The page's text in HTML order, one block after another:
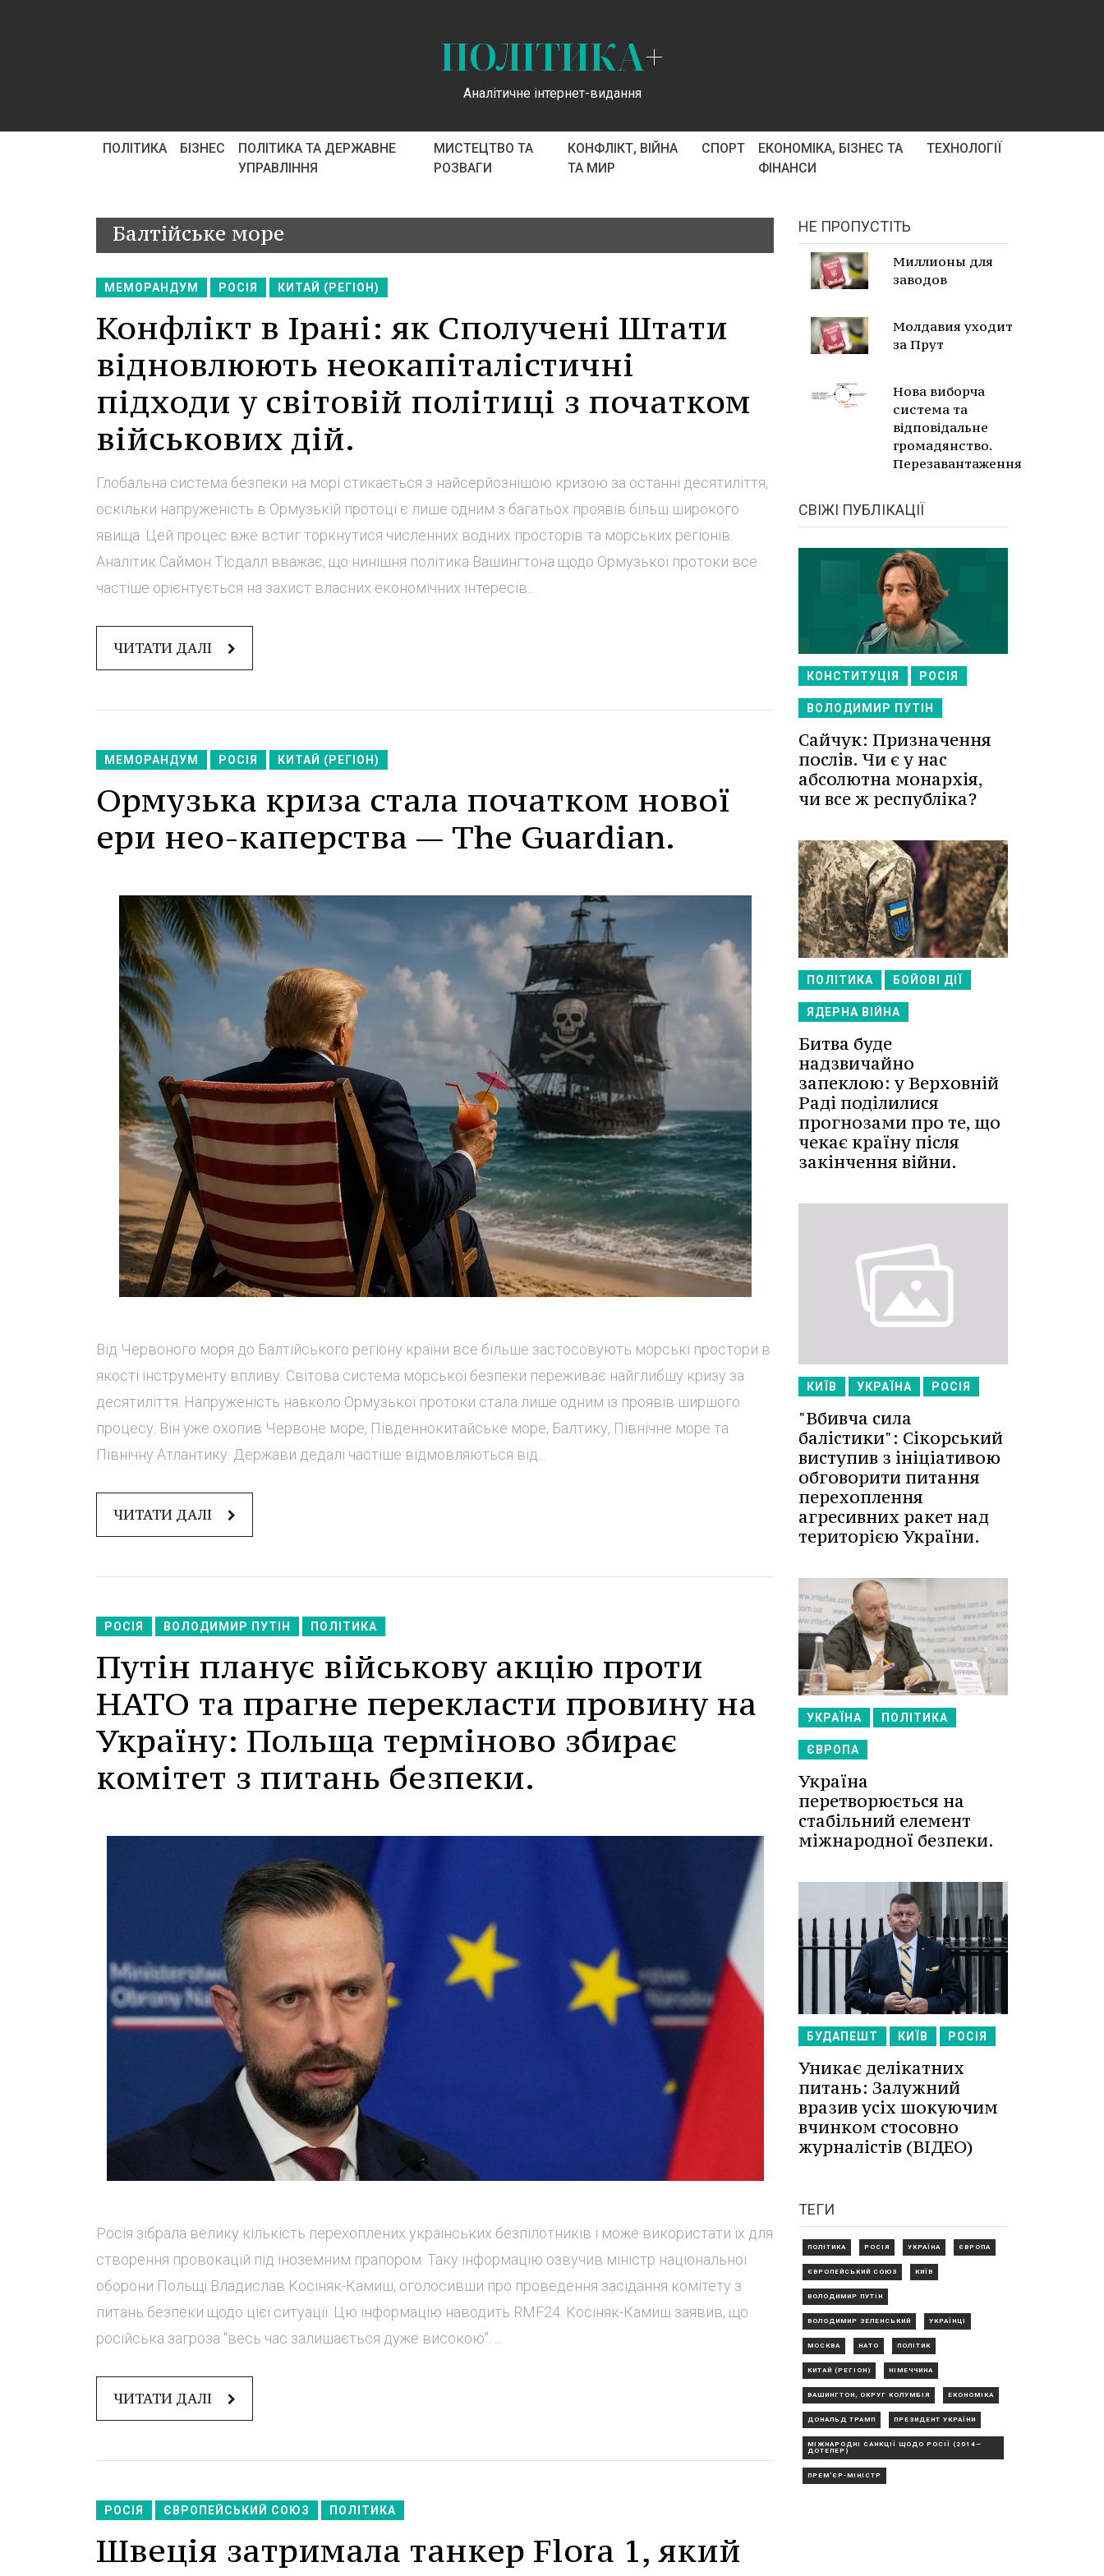
ПОЛІТИКА+
Аналітичне інтернет-видання
ПОЛІТИКА БІЗНЕС
ПОЛІТИКА ТА ДЕРЖАВНЕ
УПРАВЛІННЯ
МИСТЕЦТВО ТА
РОЗВАГИ
КОНФЛІКТ, ВІЙНА
ТА МИР
СПОРТ
ЕКОНОМІКА, БІЗНЕС ТА
ФІНАНСИ
ТЕХНОЛОГІЇ
Балтійське море
МЕМОРАНДУМ РОСІЯ КИТАЙ (РЕГІОН)
Конфлікт в Ірані: як Сполучені Штати
відновлюють неокапіталістичні
підходи у світовій політиці з початком
військових дій.
Глобальна система безпеки на морі стикається з найсерйознішою кризою за останні десятиліття,
оскільки напруженість в Ормузькій протоці є лише одним з багатьох проявів більш широкого
явища. Цей процес вже встиг торкнутися численних водних просторів та морських регіонів.
Аналітик Саймон Тісдалл вважає, що нинішня політика Вашингтона щодо Ормузької протоки все
частіше орієнтується на захист власних економічних інтересів...
ЧИТАТИ ДАЛІ
МЕМОРАНДУМ РОСІЯ КИТАЙ (РЕГІОН)
Ормузька криза стала початком нової
ери нео-каперства — The Guardian.
Від Червоного моря до Балтійського регіону країни все більше застосовують морські простори в
якості інструменту впливу. Світова система морської безпеки переживає найглибшу кризу за
десятиліття. Напруженість навколо Ормузької протоки стала лише одним із проявів ширшого
процесу. Він уже охопив Червоне море, Південнокитайське море, Балтику, Північне море та
Північну Атлантику. Держави дедалі частіше відмовляються від...
ЧИТАТИ ДАЛІ
РОСІЯ ВОЛОДИМИР ПУТІН ПОЛІТИКА
Путін планує військову акцію проти
НАТО та прагне перекласти провину на
Україну: Польща терміново збирає
комітет з питань безпеки.
Росія зібрала велику кількість перехоплених українських безпілотників і може використати їх для
створення провокацій під іноземним прапором. Таку інформацію озвучив міністр національної
оборони Польщі Владислав Косіняк-Камиш, оголосивши про проведення засідання комітету з
питань безпеки щодо цієї ситуації. Цю інформацію наводить RMF24. Косіняк-Камиш заявив, що
російська загроза "весь час залишається дуже високою". ...
ЧИТАТИ ДАЛІ
РОСІЯ ЄВРОПЕЙСЬКИЙ СОЮЗ ПОЛІТИКА
Швеція затримала танкер Flora 1, який
НЕ ПРОПУСТІТЬ
Миллионы для
заводов
Молдавия уходит
за Прут
Нова виборча
система та
відповідальне
громадянство.
Перезавантаження
СВІЖІ ПУБЛІКАЦІЇ
КОНСТИТУЦІЯ РОСІЯ
ВОЛОДИМИР ПУТІН
Сайчук: Призначення
послів. Чи є у нас
абсолютна монархія,
чи все ж республіка?
ПОЛІТИКА БОЙОВІ ДІЇ
ЯДЕРНА ВІЙНА
Битва буде
надзвичайно
запеклою: у Верховній
Раді поділилися
прогнозами про те, що
чекає країну після
закінчення війни.
КИЇВ УКРАЇНА РОСІЯ
"Вбивча сила
балістики": Сікорський
виступив з ініціативою
обговорити питання
перехоплення
агресивних ракет над
територією України.
УКРАЇНА ПОЛІТИКА
ЄВРОПА
Україна
перетворюється на
стабільний елемент
міжнародної безпеки.
БУДАПЕШТ КИЇВ РОСІЯ
Уникає делікатних
питань: Залужний
вразив усіх шокуючим
вчинком стосовно
журналістів (ВІДЕО)
ТЕГИ
ПОЛІТИКА РОСІЯ УКРАЇНА ЄВРОПА
ЄВРОПЕЙСЬКИЙ СОЮЗ КИЇВ
ВОЛОДИМИР ПУТІН
ВОЛОДИМИР ЗЕЛЕНСЬКИЙ УКРАЇНЦІ
МОСКВА НАТО ПОЛІТИК
КИТАЙ (РЕГІОН) НІМЕЧЧИНА
ВАШИНГТОН, ОКРУГ КОЛУМБІЯ ЕКОНОМІКА
ДОНАЛЬД ТРАМП ПРЕЗИДЕНТ УКРАЇНИ
МІЖНАРОДНІ САНКЦІЇ ЩОДО РОСІЇ (2014—
ДОТЕПЕР)
ПРЕМ'ЄР-МІНІСТР